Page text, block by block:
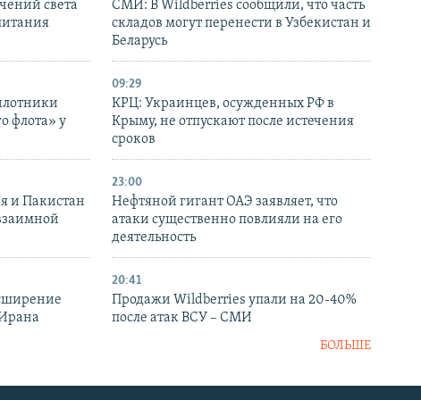
света
СМИ: В Wildberries сообщили, что часть
складов могут перенести в Узбекистан и
Беларусь
флота» у
09:29
КРЦ: Украинцев, осужденных РФ в
Крыму, не отпускают после истечения
сроков
и Пакистан
23:00
Нефтяной гигант ОАЭ заявляет, что
атаки существенно повлияли на его
деятельность
20:41
Продажи Wildberries упали на 20-40%
после атак ВСУ – СМИ
БОЛЬШЕ